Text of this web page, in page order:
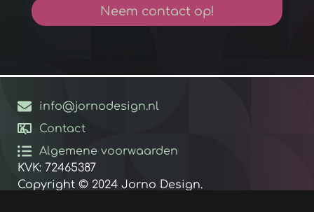
Neem contact op!
info@jornodesign.nl
Contact
Algemene voorwaarden
KVK: 72465387
Copyright © 2024 Jorno Design.